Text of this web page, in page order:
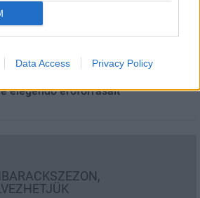
Data Access Privacy Policy
napja - július 30-ra
elegendő erőforrásait